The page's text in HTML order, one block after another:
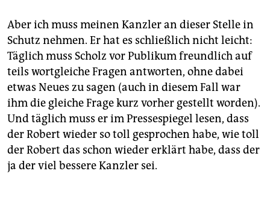
Aber ich muss meinen Kanzler an dieser Stelle in
Schutz nehmen. Er hat es schließlich nicht leicht:
Täglich muss Scholz vor Publikum freundlich auf
teils wortgleiche Fragen antworten, ohne dabei
etwas Neues zu sagen (auch in diesem Fall war
ihm die gleiche Frage kurz vorher gestellt worden).
Und täglich muss er im Pressespiegel lesen, dass
der Robert wieder so toll gesprochen habe, wie toll
der Robert das schon wieder erklärt habe, dass der
ja der viel bessere Kanzler sei.